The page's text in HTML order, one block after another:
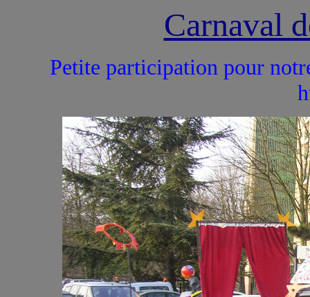
Carnaval
Petite participation pour